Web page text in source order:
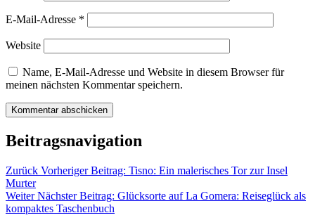
E-Mail-Adresse *
Website
Name, E-Mail-Adresse und Website in diesem Browser für
meinen nächsten Kommentar speichern.
Beitragsnavigation
Zurück Vorheriger Beitrag: Tisno: Ein malerisches Tor zur Insel
Murter
Weiter Nächster Beitrag: Glücksorte auf La Gomera: Reiseglück als
kompaktes Taschenbuch